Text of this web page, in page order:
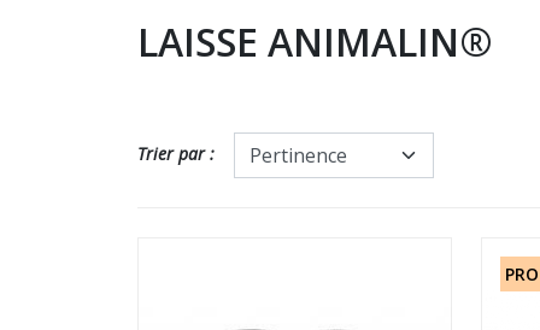
LAISSE ANIMALIN®
Trier par :